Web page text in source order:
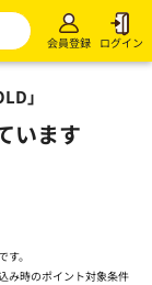
会員登録 ログイン
」
います
。
み時のポイント対象条件